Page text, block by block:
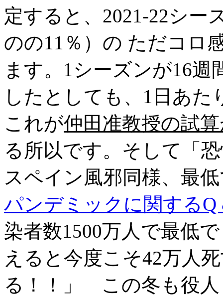
定すると、2021-22シー
のの11％）の ただコロ
ます。1シーズンが16週
したとしても、1日あた
これが仲田准教授の試
る所以です。そして「
スペイン風邪同様、最
パンデミックに関するQ
染者数1500万人で最低
えると今度こそ42万人
る！！」 この冬も役人